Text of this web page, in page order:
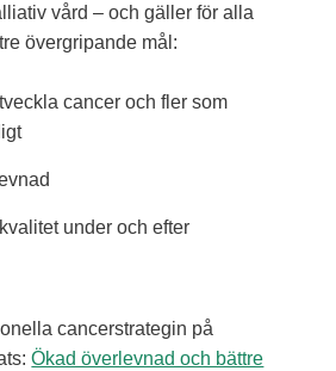
vård – och gäller för alla
övergripande mål:
cancer och fler som
under och efter
cancerstrategin på
Ökad överlevnad och bättre